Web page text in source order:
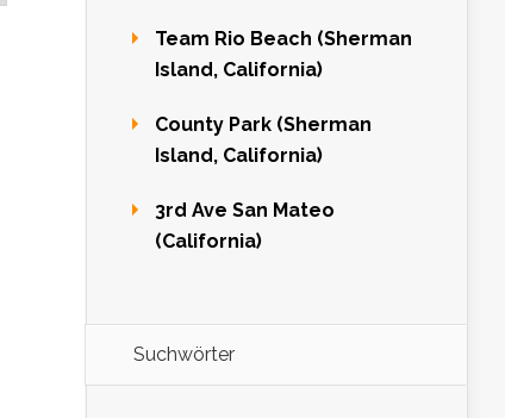
Team Rio Beach (Sherman
Island, California)
County Park (Sherman
Island, California)
3rd Ave San Mateo
(California)
Suchwörter